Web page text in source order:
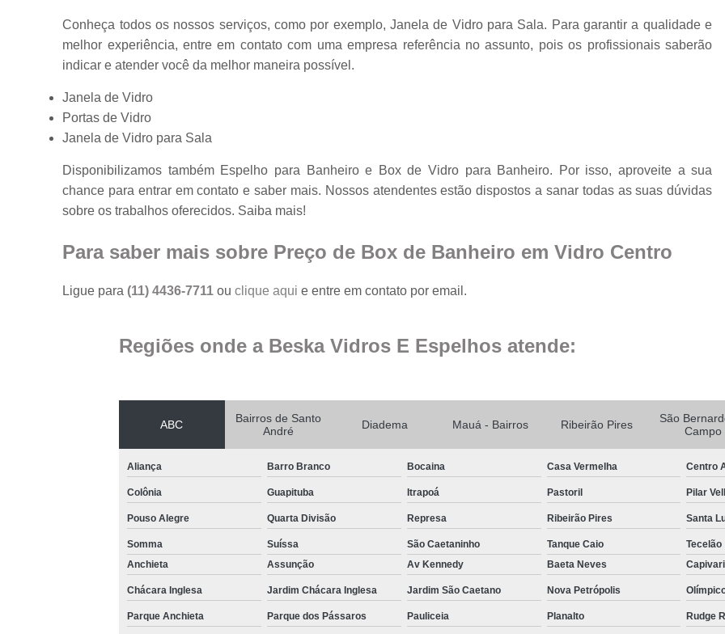
Fechamento de
Fechamento de
Conheça todos os nossos serviços, como por exemplo, Janela de Vidro para Sala. Para garantir a qualidade e
melhor experiência, entre em contato com uma empresa referência no assunto, pois os profissionais saberão
indicar e atender você da melhor maneira possível.
Janela de Vidro
Portas de Vidro
Janela de Vidro para Sala
Disponibilizamos também Espelho para Banheiro e Box de Vidro para Banheiro. Por isso, aproveite a sua
chance para entrar em contato e saber mais. Nossos atendentes estão dispostos a sanar todas as suas dúvidas
sobre os trabalhos oferecidos. Saiba mais!
Para saber mais sobre Preço de Box de Banheiro em Vidro Centro
Ligue para(11) 4436-7711ouclique aqui e entre em contato por email.
Regiões onde a Beska Vidros E Espelhos atende:
ABC
Bairros de Santo
André
Diadema Mauá - Bairros Ribeirão Pires
São
Campo
Aliança Barro Branco Bocaina Casa Vermelha Centro
Colônia Guapituba Itrapoá Pastoril Pilar
Pouso Alegre Quarta Divisão Represa Ribeirão Pires Santa
Somma Suíssa São Caetaninho Tanque Caio
Tecelão
Anchieta
Assunção Av Kennedy Baeta Neves Capivari
Chácara Inglesa Jardim Chácara Inglesa Jardim São Caetano Nova Petrópolis
Parque Anchieta Parque dos Pássaros Pauliceia Planalto Rudge